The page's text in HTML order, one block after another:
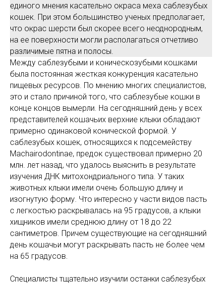
единого мнения касательно окраса меха саблезубых
кошек. При этом большинство ученых предполагает,
что окрас шерсти был скорее всего неоднородным,
на ее поверхности могли располагаться отчетливо
различимые пятна и полосы.
Между саблезубыми и коническозубыми кошками
была постоянная жесткая конкуренция касательно
пищевых ресурсов. По мнению многих специалистов,
это и стало причиной того, что саблезубые кошки в
конце концов вымерли. На сегодняшний день у всех
представителей кошачьих верхние клыки обладают
примерно одинаковой конической формой. У
саблезубых кошек, относящихся к подсемейству
Machairodontinae, предок существовал примерно 20
млн. лет назад, что удалось выяснить в результате
изучения ДНК митохондриального типа. У таких
животных клыки имели очень большую длину и
изогнутую форму. Что интересно у части видов пасть
с легкостью раскрывалась на 95 градусов, а клыки
хищников имели среднюю длину от 18 до 22
сантиметров. Причем существующие на сегодняшний
день кошачьи могут раскрывать пасть не более чем
на 65 градусов.
Специалисты тщательно изучили останки саблезубых